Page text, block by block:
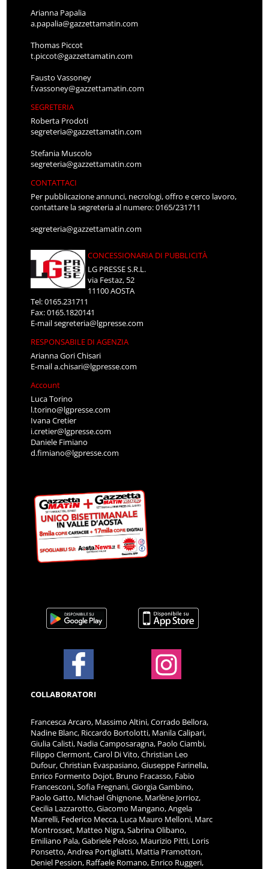
Arianna Papalia
a.papalia@gazzettamatin.com
Thomas Piccot
t.piccot@gazzettamatin.com
Fausto Vassoney
f.vassoney@gazzettamatin.com
SEGRETERIA
Roberta Prodoti
segreteria@gazzettamatin.com
Stefania Muscolo
segreteria@gazzettamatin.com
CONTATTACI
Per pubblicazione annunci, necrologi, offro e cerco lavoro,
contattare la segreteria al numero: 0165/231711
segreteria@gazzettamatin.com
CONCESSIONARIA DI PUBBLICITÀ
LG PRESSE S.R.L.
via Festaz, 52
11100 AOSTA
Tel: 0165.231711
Fax: 0165.1820141
E-mailsegreteria@lgpresse.com
RESPONSABILE DI AGENZIA
Arianna Gori Chisari
E-maila.chisari@lgpresse.com
Account
Luca Torino
l.torino@lgpresse.com
Ivana Cretier
i.cretier@lgpresse.com
Daniele Fimiano
d.fimiano@lgpresse.com
COLLABORATORI
Francesca Arcaro, Massimo Altini, Corrado Bellora,
Nadine Blanc, Riccardo Bortolotti, Manila Calipari,
Giulia Calisti, Nadia Camposaragna, Paolo Ciambi,
Filippo Clermont, Carol Di Vito, Christian Leo
Dufour, Christian Evaspasiano, Giuseppe Farinella,
Enrico Formento Dojot, Bruno Fracasso, Fabio
Francesconi, Sofia Fregnani, Giorgia Gambino,
Paolo Gatto, Michael Ghignone, Marlène Jorrioz,
Cecilia Lazzarotto, Giacomo Mangano, Angela
Marrelli, Federico Mecca, Luca Mauro Melloni, Marc
Montrosset, Matteo Nigra, Sabrina Olibano,
Emiliano Pala, Gabriele Peloso, Maurizio Pitti, Loris
Ponsetto, Andrea Portigliatti, Mattia Pramotton,
Deniel Pession, Raffaele Romano, Enrico Ruggeri,